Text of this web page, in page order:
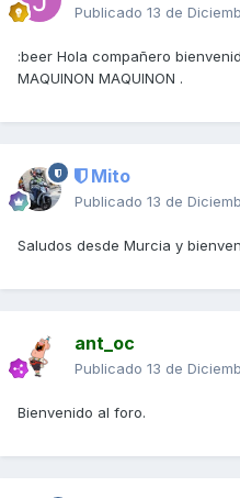
Publicado 13 de
:beer Hola compañero
MAQUINON MAQUINON .
Mito
Publicado 13 de
Saludos desde Murcia y
ant_oc
Publicado 13 de
Bienvenido al foro.